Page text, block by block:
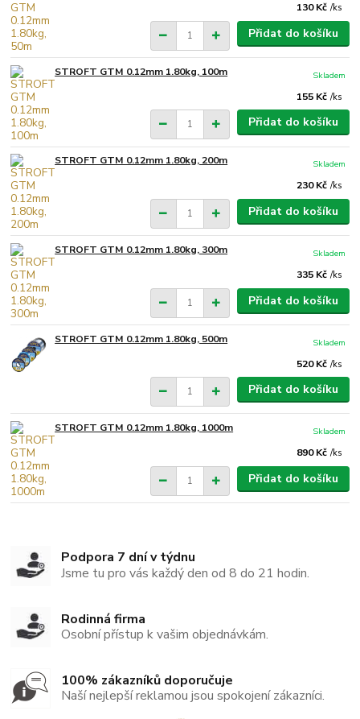
130 Kč /ks
Přidat do košíku
STROFT GTM 0.12mm 1.80kg, 100m
155 Kč /ks
Skladem
Přidat do košíku
STROFT GTM 0.12mm 1.80kg, 200m
230 Kč /ks
Skladem
Přidat do košíku
STROFT GTM 0.12mm 1.80kg, 300m
335 Kč /ks
Skladem
Přidat do košíku
STROFT GTM 0.12mm 1.80kg, 500m
520 Kč /ks
Skladem
Přidat do košíku
STROFT GTM 0.12mm 1.80kg, 1000m
890 Kč /ks
Skladem
Přidat do košíku
Podpora 7 dní v týdnu
Jsme tu pro vás každý den od 8 do 21 hodin.
Rodinná firma
Osobní přístup k vašim objednávkám.
100% zákazníků doporučuje
Naší nejlepší reklamou jsou spokojení zákazníci.